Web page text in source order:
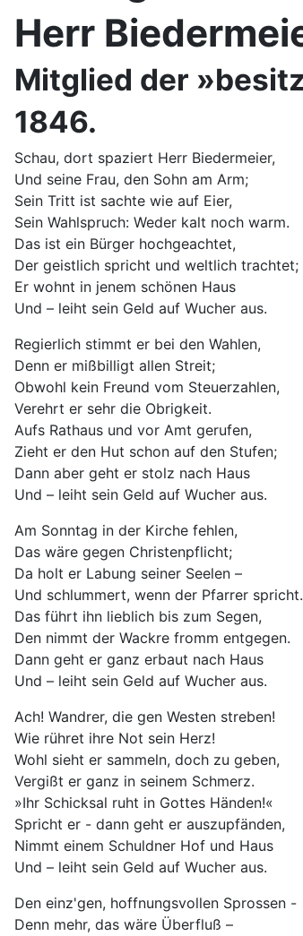
Herr
Mitglied der
1846.
Schau, dort spaziert Herr Biedermeier,
Und seine Frau, den Sohn am Arm;
Sein Tritt ist sachte wie auf Eier,
Sein Wahlspruch: Weder kalt noch warm.
Das ist ein Bürger hochgeachtet,
Der geistlich spricht und weltlich trachtet;
Er wohnt in jenem schönen Haus
Und – leiht sein Geld auf Wucher aus.
Regierlich stimmt er bei den Wahlen,
Denn er mißbilligt allen Streit;
Obwohl kein Freund vom Steuerzahlen,
Verehrt er sehr die Obrigkeit.
Aufs Rathaus und vor Amt gerufen,
Zieht er den Hut schon auf den Stufen;
Dann aber geht er stolz nach Haus
Und – leiht sein Geld auf Wucher aus.
Am Sonntag in der Kirche fehlen,
Das wäre gegen Christenpflicht;
Da holt er Labung seiner Seelen –
Und schlummert, wenn der Pfarrer spricht.
Das führt ihn lieblich bis zum Segen,
Den nimmt der Wackre fromm entgegen.
Dann geht er ganz erbaut nach Haus
Und – leiht sein Geld auf Wucher aus.
Ach! Wandrer, die gen Westen streben!
Wie rühret ihre Not sein Herz!
Wohl sieht er sammeln, doch zu geben,
Vergißt er ganz in seinem Schmerz.
»Ihr Schicksal ruht in Gottes Händen!«
Spricht er - dann geht er auszupfänden,
Nimmt einem Schuldner Hof und Haus
Und – leiht sein Geld auf Wucher aus.
Den einz'gen, hoffnungsvollen Sprossen -
Denn mehr, das wäre Überfluß –